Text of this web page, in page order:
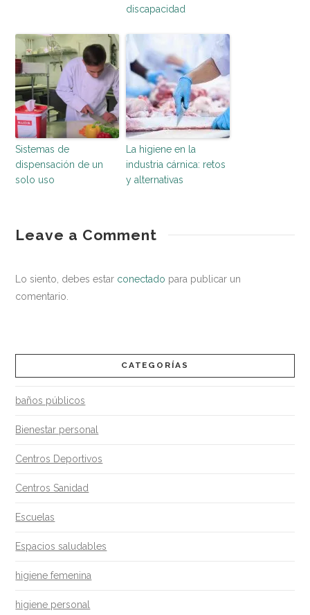
discapacidad
Sistemas de
dispensación de un
solo uso
La higiene en la
industria cárnica: retos
y alternativas
saludable¿Qué
el
Tejido
Leave a Comment
Lo siento, debes estar conectado para publicar un
comentario.
CATEGORÍAS
baños públicos
Bienestar personal
Centros Deportivos
Centros Sanidad
Escuelas
Espacios saludables
higiene femenina
higiene personal